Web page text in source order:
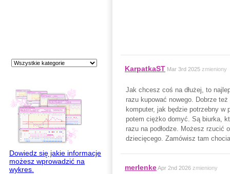
Dowiedz się jakie informacje
możesz wprowadzić na
wykres.
KarpatkaST Mar 3rd 2025 zmieniony
Jak chcesz coś na dłużej, to
razu kupować nowego. Dobrze
komputer, jak będzie potrzebny w
potem ciężko domyć. Są biurka,
razu na podłodze. Możesz rzucić
dziecięcego. Zamówisz tam
merlenkeApr 2nd 2026 zmieniony